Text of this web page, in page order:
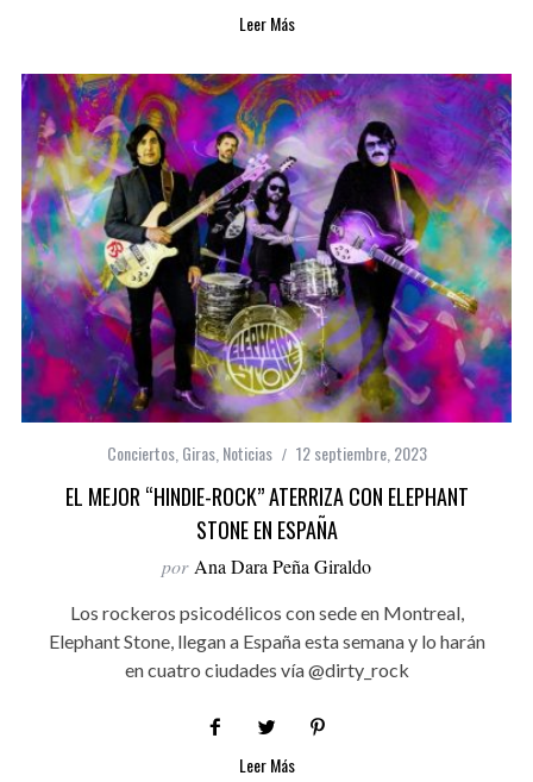
Leer Más
Conciertos, Giras, Noticias 12 septiembre, 2023
EL MEJOR “HINDIE-ROCK” ATERRIZA CON ELEPHANT
STONE EN ESPAÑA
por Ana Dara Peña Giraldo
Los rockeros psicodélicos con sede en Montreal,
Elephant Stone, llegan a España esta semana y lo harán
en cuatro ciudades vía @dirty_rock
Leer Más